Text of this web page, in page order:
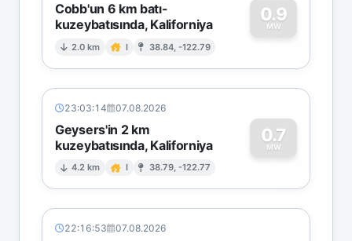
Cobb'un 6 km batı-
kuzeybatısında, Kaliforniya
2.0 km I 38.84, -122.79
0.9
MW
0
23:03:14 07.08.2026
Geysers'in 2 km
kuzeybatısında, Kaliforniya
4.2 km I 38.79, -122.77
0.7
MW
0
22:16:53 07.08.2026